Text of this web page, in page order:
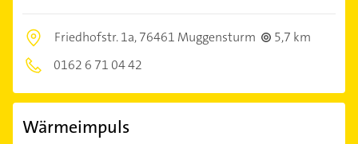
Friedhofstr. 1a,76461 Muggensturm
5,7 km
0162 6 71 04 42
Wärmeimpuls